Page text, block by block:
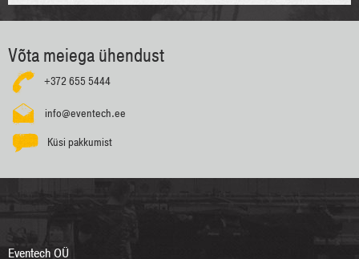
Võta meiega ühendust
+372 655 5444
info@eventech.ee
Küsi pakkumist
Eventech OÜ